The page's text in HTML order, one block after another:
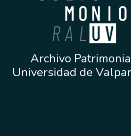
Archivo
Universidad de